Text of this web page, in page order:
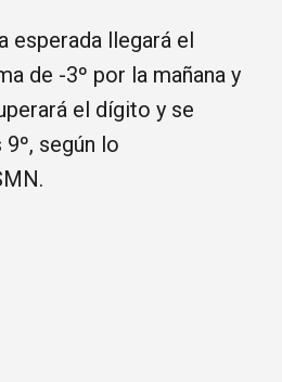
esperada llegará el
de -3º por la mañana y
el dígito y se
según lo